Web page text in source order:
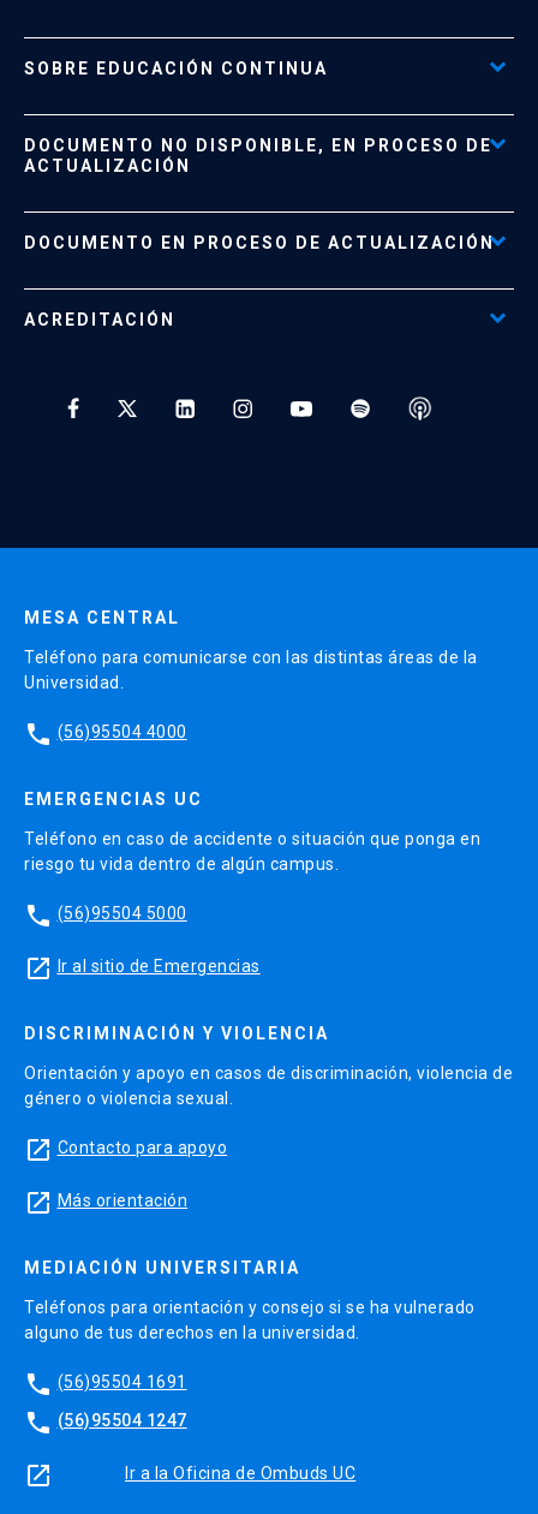
SOBRE EDUCACIÓN CONTINUA
Formas de Pago
Políticas de Retiro, Devolución e Información Importante
DOCUMENTO NO DISPONIBLE, EN PROCESO DE
ACTUALIZACIÓN
Documento No Disponible file_download
DOCUMENTO EN PROCESO DE ACTUALIZACIÓN
ACREDITACIÓN
MESA CENTRAL
Teléfono para comunicarse con las distintas áreas de la
Universidad.
phone (56)95504 4000
EMERGENCIAS UC
Teléfono en caso de accidente o situación que ponga en
riesgo tu vida dentro de algún campus.
phone (56)95504 5000
launch Ir al sitio de Emergencias
DISCRIMINACIÓN Y VIOLENCIA
Orientación y apoyo en casos de discriminación, violencia de
género o violencia sexual.
launch Contacto para apoyo
launch Más orientación
MEDIACIÓN UNIVERSITARIA
Teléfonos para orientación y consejo si se ha vulnerado
alguno de tus derechos en la universidad.
phone (56)95504 1691
phone (56)95504 1247
launch Ir a la Oficina de Ombuds UC